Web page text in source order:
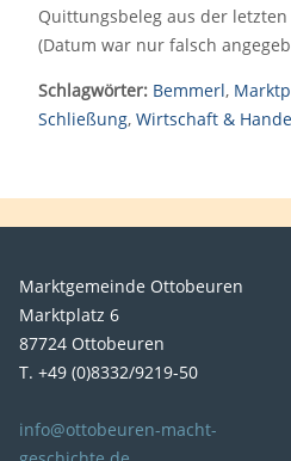
Quittungsbeleg aus der
(Datum war nur falsch
Schlagwörter: Bemmerl,
Schließung, Wirtschaft &
Marktgemeinde Ottobeuren
Marktplatz 6
87724 Ottobeuren
T. +49 (0)8332/9219-50
info@ottobeuren-macht-